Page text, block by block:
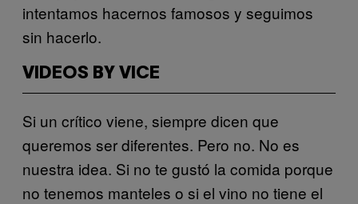
intentamos hacernos famosos y seguimos
sin hacerlo.
VIDEOS BY VICE
Si un crítico viene, siempre dicen que
queremos ser diferentes. Pero no. No es
nuestra idea. Si no te gustó la comida porque
no tenemos manteles o si el vino no tiene el